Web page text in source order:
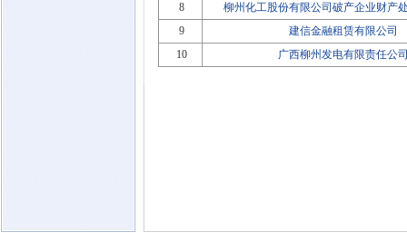
8
柳州化工股份有限公司破产企业财产
9
建信金融租赁有限公司
10
广西柳州发电有限责任公